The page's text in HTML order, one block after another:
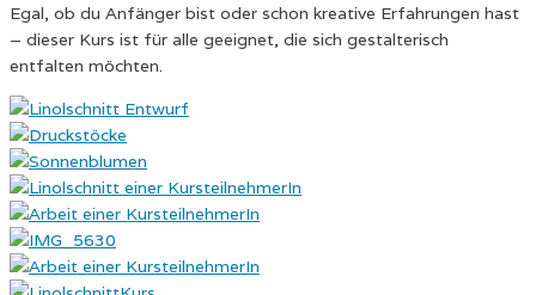
Egal, ob du Anfänger bist oder schon kreative Erfahrungen hast
– dieser Kurs ist für alle geeignet, die sich gestalterisch
entfalten möchten.